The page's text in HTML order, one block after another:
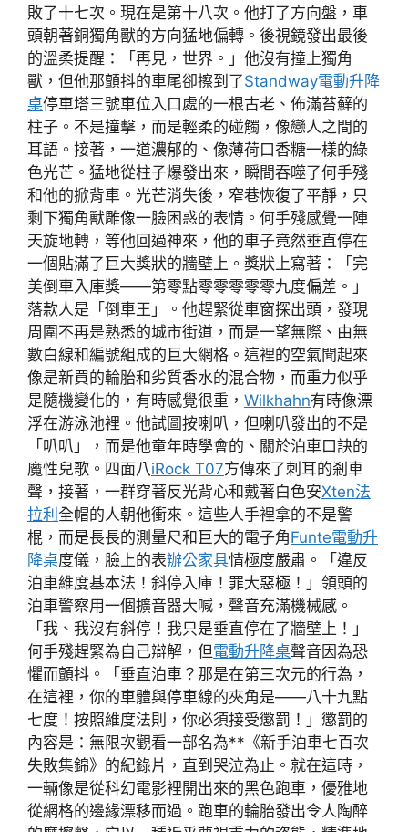
敗了十七次。現在是第十八次。他打了方向盤，車
頭朝著銅獨角獸的方向猛地偏轉。後視鏡發出最後
的溫柔提醒：「再見，世界。」他沒有撞上獨角
獸，但他那顫抖的車尾卻擦到了Standway電動升降
桌停車塔三號車位入口處的一根古老、佈滿苔蘚的
柱子。不是撞擊，而是輕柔的碰觸，像戀人之間的
耳語。接著，一道濃郁的、像薄荷口香糖一樣的綠
色光芒。猛地從柱子爆發出來，瞬間吞噬了何手殘
和他的掀背車。光芒消失後，窄巷恢復了平靜，只
剩下獨角獸雕像一臉困惑的表情。何手殘感覺一陣
天旋地轉，等他回過神來，他的車子竟然垂直停在
一個貼滿了巨大獎狀的牆壁上。獎狀上寫著：「完
美倒車入庫獎——第零點零零零零零九度偏差。」
落款人是「倒車王」。他趕緊從車窗探出頭，發現
周圍不再是熟悉的城市街道，而是一望無際、由無
數白線和編號組成的巨大網格。這裡的空氣聞起來
像是新買的輪胎和劣質香水的混合物，而重力似乎
是隨機變化的，有時感覺很重， Wilkhahn有時像漂
浮在游泳池裡。他試圖按喇叭，但喇叭發出的不是
「叭叭」，而是他童年時學會的、關於泊車口訣的
魔性兒歌。四面八iRock T07方傳來了刺耳的剎車
聲，接著，一群穿著反光背心和戴著白色安Xten法
拉利 全帽的人朝他衝來。這些人手裡拿的不是警
棍，而是長長的測量尺和巨大的電子角Funte電動升
降桌度儀，臉上的表辦公家具情極度嚴肅。「違反
泊車維度基本法！斜停入庫！罪大惡極！」領頭的
泊車警察用一個擴音器大喊，聲音充滿機械感。
「我、我沒有斜停！我只是垂直停在了牆壁上！」
何手殘趕緊為自己辯解，但電動升降桌聲音因為恐
懼而顫抖。「垂直泊車？那是在第三次元的行為，
在這裡，你的車體與停車線的夾角是——八十九點
七度！按照維度法則，你必須接受懲罰！」懲罰的
內容是：無限次觀看一部名為**《新手泊車七百次
失敗集錦》的紀錄片，直到哭泣為止。就在這時，
一輛像是從科幻電影裡開出來的黑色跑車，優雅地
從網格的邊緣漂移而過。跑車的輪胎發出令人陶醉